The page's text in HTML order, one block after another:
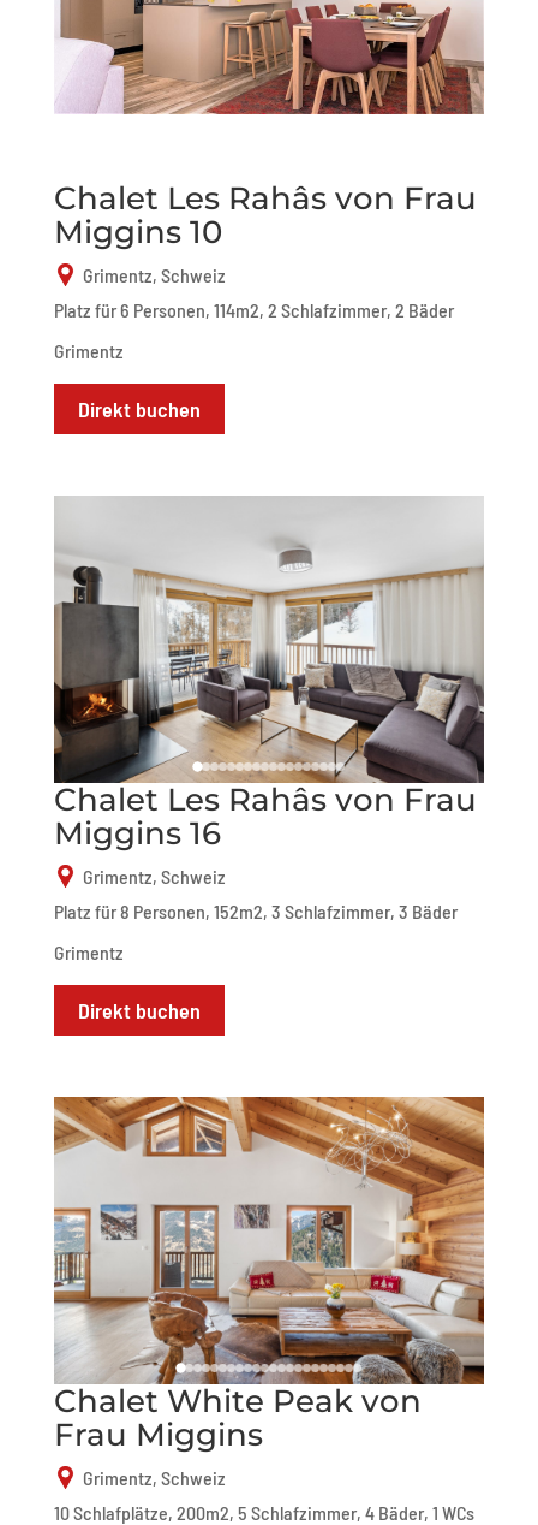
Chalet Les Rahâs von Frau
Miggins 10
Grimentz, Schweiz
Platz für 6 Personen, 114m2, 2 Schlafzimmer, 2 Bäder
Grimentz
Direkt buchen
Chalet Les Rahâs von Frau
Miggins 16
Grimentz, Schweiz
Platz für 8 Personen, 152m2, 3 Schlafzimmer, 3 Bäder
Grimentz
Direkt buchen
Chalet White Peak von
Frau Miggins
Grimentz, Schweiz
10 Schlafplätze, 200m2, 5 Schlafzimmer, 4 Bäder, 1 WCs